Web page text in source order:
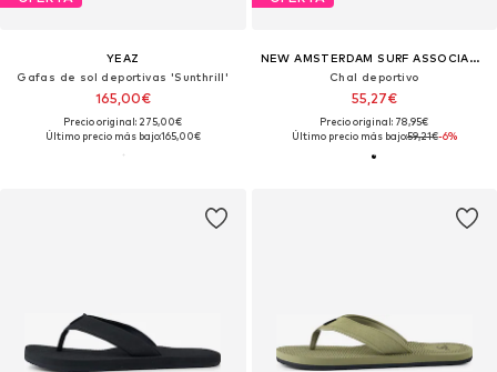
YEAZ
Gafas de sol deportivas 'Sunthrill'
165,00€
Precio original: 275,00€
Último precio más bajo:165,00€
NEW AMSTERDAM SURF ASSOCIATION
Chal deportivo
55,27€
Precio original: 78,95€
Último precio más bajo:59,21€-6%